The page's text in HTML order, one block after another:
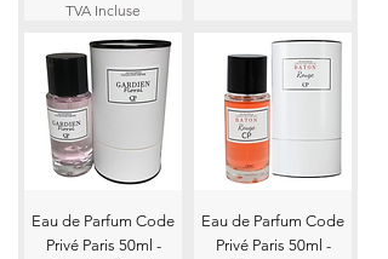
TVA Incluse
Eau de Parfum Code
Privé Paris 50ml -
Eau de Parfum Code
Privé Paris 50ml -